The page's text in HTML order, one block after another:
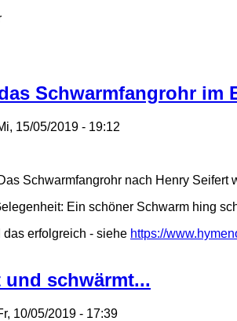
Schwarmfangrohr im
15/05/2019 - 19:12
Schwarmfangrohr nach Henry Seifert
Ein schöner Schwarm hing
erfolgreich - siehe https://
und schwärmt...
10/05/2019 - 17:39